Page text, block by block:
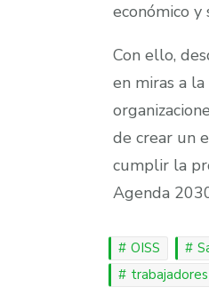
económico
Con ello,
en miras a
de crear un
cumplir la
Agenda
OISS
trabajadores